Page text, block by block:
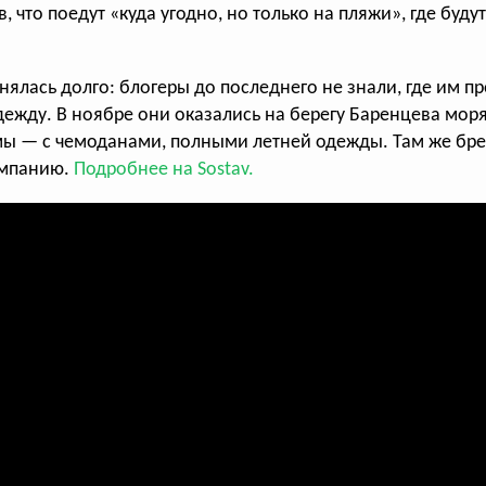
что поедут «куда угодно, но только на пляжи», где
долго: блогеры до последнего не знали, где им
В ноябре они оказались на берегу Баренцева
— с чемоданами, полными летней одежды. Там же
Подробнее на Sostav.
всего голосов:364